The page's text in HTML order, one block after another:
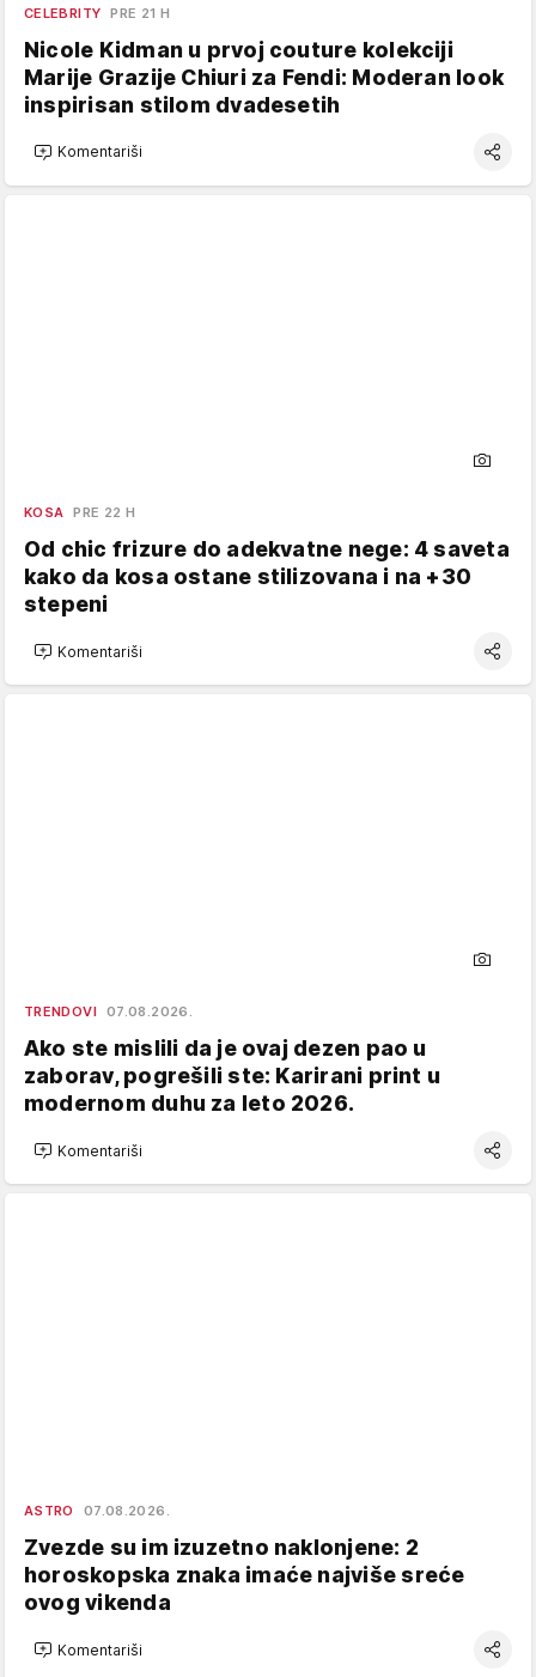
CELEBRITY PRE 21 H
Nicole Kidman u prvoj couture kolekciji
Marije Grazije Chiuri za Fendi: Moderan look
inspirisan stilom dvadesetih
Komentariši
KOSA PRE 22 H
Od chic frizure do adekvatne nege: 4 saveta
kako da kosa ostane stilizovana i na +30
stepeni
Komentariši
TRENDOVI 07.08.2026.
Ako ste mislili da je ovaj dezen pao u
zaborav, pogrešili ste: Karirani print u
modernom duhu za leto 2026.
Komentariši
ASTRO 07.08.2026.
Zvezde su im izuzetno naklonjene: 2
horoskopska znaka imaće najviše sreće
ovog vikenda
Komentariši